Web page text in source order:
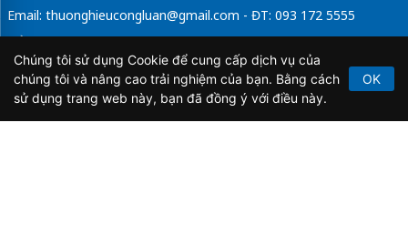
Email: thuonghieucongluan@gmail.com - ĐT: 093 172 5555
Tổng Biên Tập: Vũ Đức Thuận
Giấy phép hoạt động báo chí điện tử số 64/GP-BTTTT do Bộ
Thông tin và Truyền thông cấp ngày 21/2/2020.
Chúng tôi sử dụng Cookie để cung cấp dịch vụ của
chúng tôi và nâng cao trải nghiệm của bạn. Bằng cách
sử dụng trang web này, bạn đã đồng ý với điều này.
OK